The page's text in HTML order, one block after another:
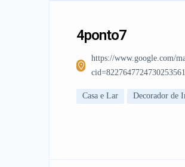
4ponto7
https://www.google.com/
cid=8227647724730253561
Casa e Lar Decorador de